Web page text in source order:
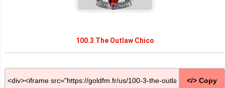
100.3 The Outlaw Chico
</> Copy